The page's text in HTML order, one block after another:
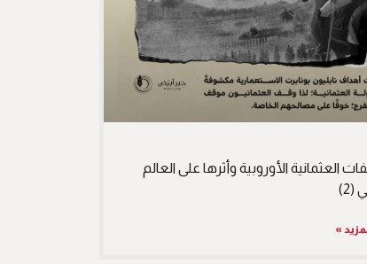
العثمانية الأوروبية وأثرها على العالم
(2)
»